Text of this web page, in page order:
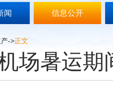
闻 信息公开
->正文
场暑运